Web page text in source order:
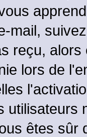
mail,
reçu,
lors de
utilisateurs
êtes sûr